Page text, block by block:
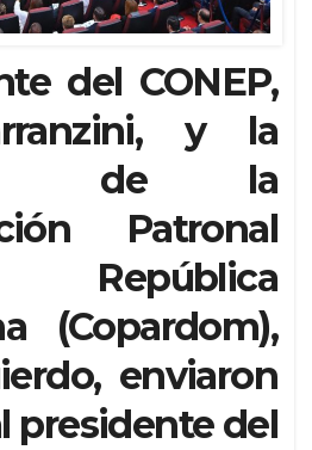
del CONEP,
y la
de la
Patronal
(Copardom),
enviaron
presidente del